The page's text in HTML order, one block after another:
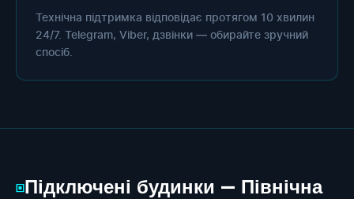
Технічна підтримка відповідає протягом 10 хвилин
24/7. Telegram, Viber, дзвінки — обирайте зручний
спосіб.
▣Підключені будинки — Північна